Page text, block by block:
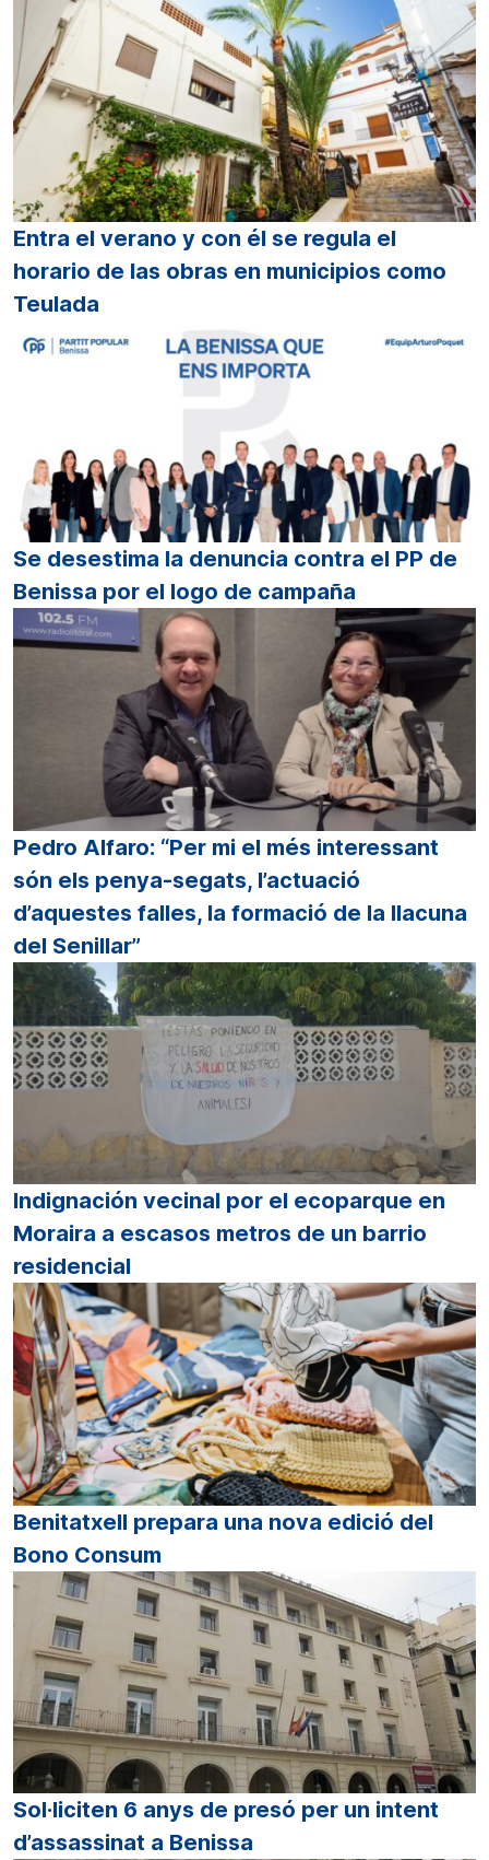
Entra el verano y con él se regula el
horario de las obras en municipios como
Teulada
Se desestima la denuncia contra el PP de
Benissa por el logo de campaña
Pedro Alfaro: “Per mi el més interessant
són els penya-segats, l’actuació
d’aquestes falles, la formació de la llacuna
del Senillar”
Indignación vecinal por el ecoparque en
Moraira a escasos metros de un barrio
residencial
Benitatxell prepara una nova edició del
Bono Consum
Sol·liciten 6 anys de presó per un intent
d’assassinat a Benissa